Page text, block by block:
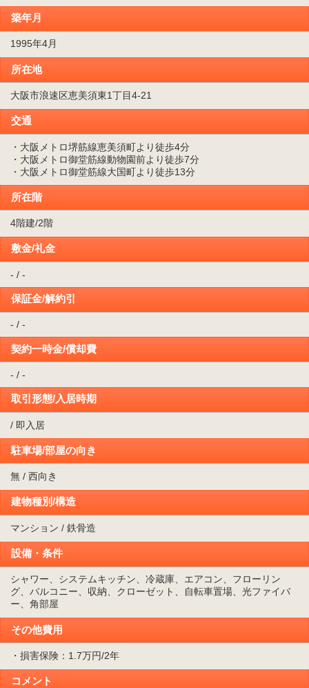
築年月
1995年4月
所在地
大阪市浪速区恵美須東1丁目4-21
交通
・大阪メトロ堺筋線恵美須町より徒歩4分
・大阪メトロ御堂筋線動物園前より徒歩7分
・大阪メトロ御堂筋線大国町より徒歩13分
所在階
4階建/2階
敷金/礼金
- / -
保証金/解約引
- / -
契約一時金/償却費
- / -
取引形態/入居時期
/ 即入居
駐車場/部屋の向き
無 / 西向き
建物種別/構造
マンション / 鉄骨造
設備・条件
シャワー、システムキッチン、冷蔵庫、エアコン、フローリン
グ、バルコニー、収納、クローゼット、自転車置場、光ファイバ
ー、角部屋
その他費用
・損害保険：1.7万円/2年
コメント